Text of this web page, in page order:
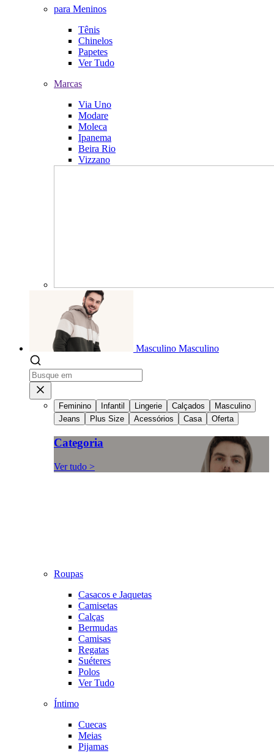
para Meninos
Tênis
Chinelos
Papetes
Ver Tudo
Marcas
Via Uno
Modare
Moleca
Ipanema
Beira Rio
Vizzano
Masculino Masculino
Feminino Infantil Lingerie Calçados
Masculino
Jeans
Plus Size Acessórios Casa Oferta
Categoria
Ver tudo >
Roupas
Casacos e Jaquetas
Camisetas
Calças
Bermudas
Camisas
Regatas
Suéteres
Polos
Ver Tudo
Íntimo
Cuecas
Meias
Pijamas